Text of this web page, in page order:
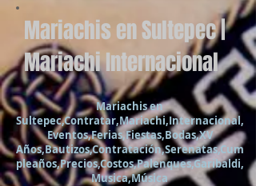
Mariachis en Sultepec |
Mariachi Internacional
Mariachis en
Sultepec,Contratar,Mariachi,Internacional,
Eventos,Ferias,Fiestas,Bodas,XV
Años,Bautizos,Contratación,Serenatas,Cum
pleaños,Precios,Costos,Palenques,Garibaldi,
Musica,Música